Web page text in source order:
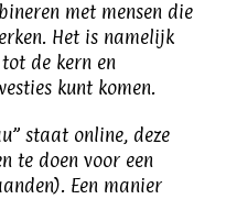
met mensen die
Het is namelijk
de kern en
kunt komen.
staat online, deze
te doen voor een
Een manier